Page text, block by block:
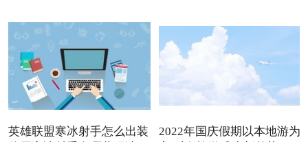
英雄联盟寒冰射手怎么出装
2022年国庆假期以本地游为